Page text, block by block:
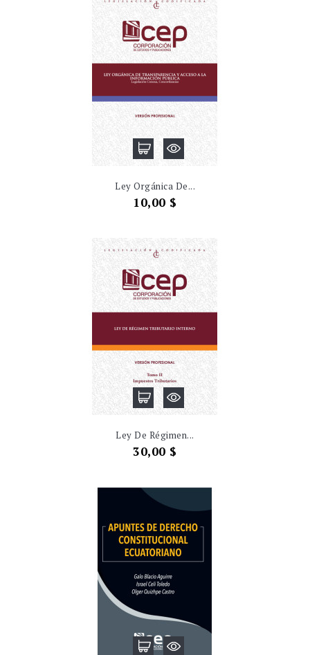
Ley Orgánica De...
Precio
10,00 $
Ley De Régimen...
Precio
30,00 $